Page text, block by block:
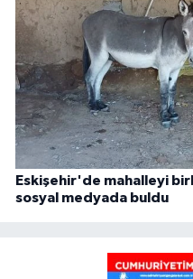
Eskişehir'de mahalleyi
sosyal medyada buldu